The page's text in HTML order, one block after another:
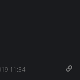
11:34